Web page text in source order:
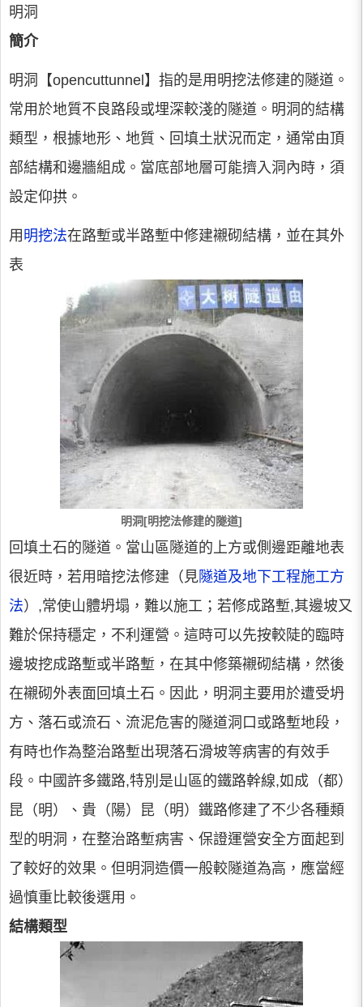
明洞
簡介
明洞【opencuttunnel】指的是用明挖法修建的隧道。
常用於地質不良路段或埋深較淺的隧道。明洞的結構
類型，根據地形、地質、回填土狀況而定，通常由頂
部結構和邊牆組成。當底部地層可能擠入洞內時，須
設定仰拱。
用 明挖法在路塹或半路塹中修建襯砌結構，並在其外
表
明洞[明挖法修建的隧道]
回填土石的隧道。當山區隧道的上方或側邊距離地表
很近時，若用暗挖法修建（見隧道及地下工程施工方
法）,常使山體坍塌，難以施工；若修成路塹,其邊坡又
難於保持穩定，不利運營。這時可以先按較陡的臨時
邊坡挖成路塹或半路塹，在其中修築襯砌結構，然後
在襯砌外表面回填土石。因此，明洞主要用於遭受坍
方、落石或流石、流泥危害的隧道洞口或路塹地段，
有時也作為整治路塹出現落石滑坡等病害的有效手
段。中國許多鐵路,特別是山區的鐵路幹線,如成（都）
昆（明）、貴（陽）昆（明）鐵路修建了不少各種類
型的明洞，在整治路塹病害、保證運營安全方面起到
了較好的效果。但明洞造價一般較隧道為高，應當經
過慎重比較後選用。
結構類型